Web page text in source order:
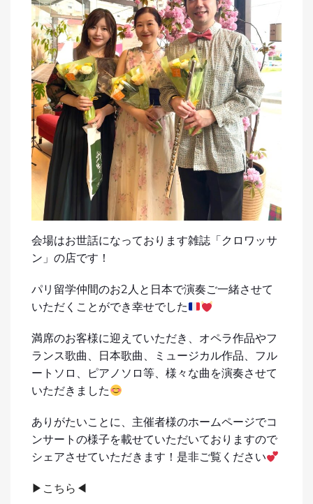
会場はお世話になっております雑誌「クロワッサ
ン」の店です！
パリ留学仲間のお2人と日本で演奏ご一緒させて
いただくことができ幸せでした
満席のお客様に迎えていただき、オペラ作品やフ
ランス歌曲、日本歌曲、ミュージカル作品、フル
ートソロ、ピアノソロ等、様々な曲を演奏させて
いただきました
ありがたいことに、主催者様のホームページでコ
ンサートの様子を載せていただいておりますので
シェアさせていただきます！是非ご覧ください
▶︎こちら◀︎